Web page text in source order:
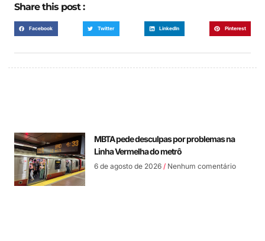
Share this post :
Facebook Twitter LinkedIn Pinterest
MBTA pede desculpas por problemas na
Linha Vermelha do metrô
6 de agosto de 2026 Nenhum comentário